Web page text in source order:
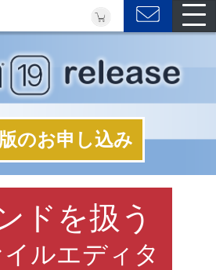
のお申し込み
ドを扱う
ルエディタ